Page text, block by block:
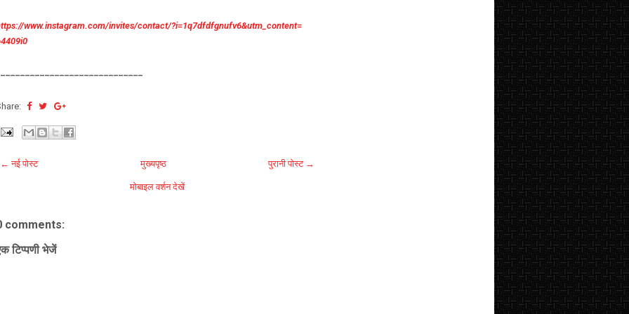
www.instagram.com/invites/contact/?i=1q7dfdfgnufv6&utm_content=
← नई पोस्ट पुरानी पोस्ट →
मुख्यपृष्ठ
मोबाइल वर्शन देखें
comments:
टिप्पणी भेजें